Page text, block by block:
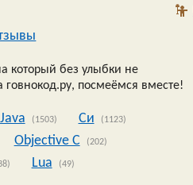
который без улыбки не
говнокод.ру, посмеёмся вместе!
Java (1503) Си (1123)
Objective C (202)
Lua (49)